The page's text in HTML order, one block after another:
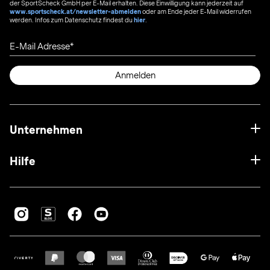
der SportScheck GmbH per E-Mail erhalten. Diese Einwilligung kann jederzeit auf
www.sportscheck.at/newsletter-abmeldenoder am Ende jeder E-Mail widerrufen
werden. Infos zum Datenschutz findest duhier
E-Mail Adresse
Anmelden
Unternehmen
Hilfe